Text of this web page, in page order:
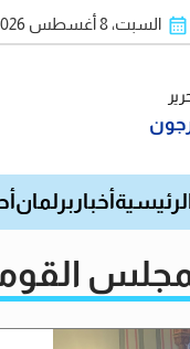
السبت، 8 أغسطس 2026
الرئيسية أخبار برلمان